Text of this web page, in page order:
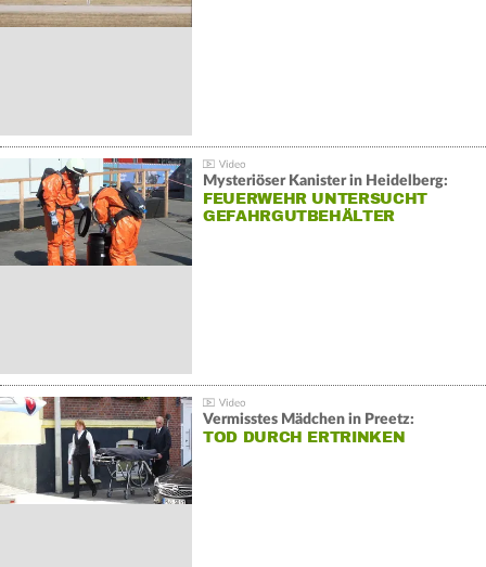
Mysteriöser Kanister in Heidelberg:
FEUERWEHR UNTERSUCHT
GEFAHRGUTBEHÄLTER
Vermisstes Mädchen in Preetz:
TOD DURCH ERTRINKEN